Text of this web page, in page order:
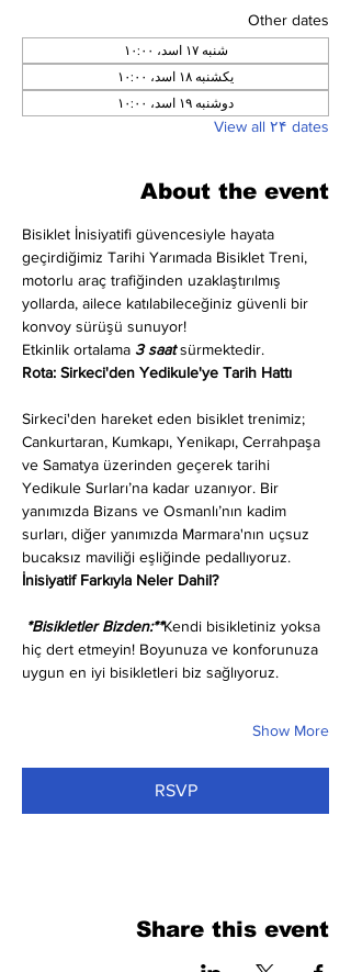
Other dates
شنبه ۱۷ اسد، ۱۰:۰۰
یکشنبه ۱۸ اسد، ۱۰:۰۰
دوشنبه ۱۹ اسد، ۱۰:۰۰
View all ۲۴ dates
About the event
Bisiklet İnisiyatifi güvencesiyle hayata
geçirdiğimiz Tarihi Yarımada Bisiklet Treni,
motorlu araç trafiğinden uzaklaştırılmış
yollarda, ailece katılabileceğiniz güvenli bir
konvoy sürüşü sunuyor!
Etkinlik ortalama 3 saat sürmektedir.
Rota: Sirkeci'den Yedikule'ye Tarih Hattı
Sirkeci'den hareket eden bisiklet trenimiz;
Cankurtaran, Kumkapı, Yenikapı, Cerrahpaşa
ve Samatya üzerinden geçerek tarihi
Yedikule Surları’na kadar uzanıyor. Bir
yanımızda Bizans ve Osmanlı’nın kadim
surları, diğer yanımızda Marmara'nın uçsuz
bucaksız maviliği eşliğinde pedallıyoruz.
İnisiyatif Farkıyla Neler Dahil?
*Bisikletler Bizden:**Kendi bisikletiniz yoksa
hiç dert etmeyin! Boyunuza ve konforunuza
uygun en iyi bisikletleri biz sağlıyoruz.
Show More
RSVP
Share this event